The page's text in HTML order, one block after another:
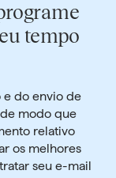
tempo
e do envio de
modo que
relativo
os melhores
seu e-mail